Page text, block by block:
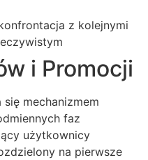
z kolejnymi
i Promocji
mechanizmem
faz
użytkownicy
na pierwsze